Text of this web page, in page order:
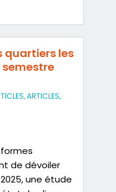
quartiers les
semestre
,ARTICLES,
de dévoiler
une étude